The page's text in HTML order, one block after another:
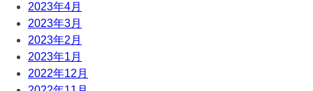
2023年4月
2023年3月
2023年2月
2023年1月
2022年12月